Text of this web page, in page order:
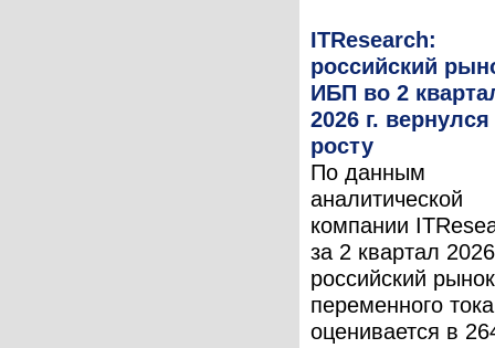
ITResearch:
российский
ИБП во 2
2026 г. вернулся
росту
По данным
аналитической
компании
за 2 квартал
российский
переменного тока
оценивается в